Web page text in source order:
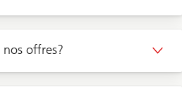
nos offres?